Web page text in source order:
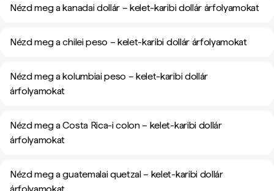
Nézd meg a kanadai dollár – kelet-karibi dollár árfolyamokat
Nézd meg a chilei peso – kelet-karibi dollár árfolyamokat
Nézd meg a kolumbiai peso – kelet-karibi dollár
árfolyamokat
Nézd meg a Costa Rica-i colon – kelet-karibi dollár
árfolyamokat
Nézd meg a guatemalai quetzal – kelet-karibi dollár